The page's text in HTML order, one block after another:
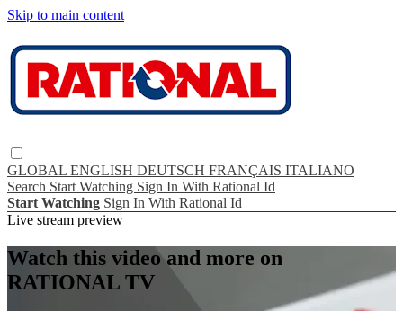
Skip to main content
GLOBAL ENGLISH DEUTSCH FRANÇAIS ITALIANO
Search Start Watching Sign In With Rational Id
Start Watching Sign In With Rational Id
Live stream preview
Watch this video and more on
RATIONAL TV